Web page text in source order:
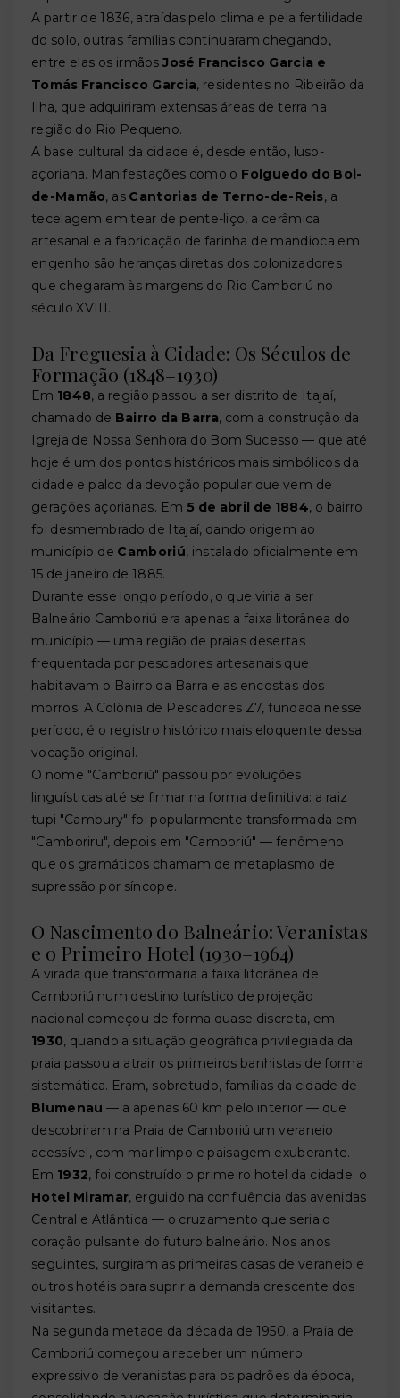
A partir de 1836, atraídas pelo clima e pela fertilidade
do solo, outras famílias continuaram chegando,
entre elas os irmãosJosé Francisco Garcia e
Tomás Francisco Garcia, residentes no Ribeirão da
Ilha, que adquiriram extensas áreas de terra na
região do Rio Pequeno.
A base cultural da cidade é, desde então, luso-
açoriana. Manifestações como o Folguedo do Boi-
de-Mamão, as Cantorias de Terno-de-Reis, a
tecelagem em tear de pente-liço, a cerâmica
artesanal e a fabricação de farinha de mandioca em
engenho são heranças diretas dos colonizadores
que chegaram às margens do Rio Camboriú no
século XVIII.
Da Freguesia à Cidade: Os Séculos de
Formação (1848–1930)
Em 1848, a região passou a ser distrito de Itajaí,
chamado de Bairro da Barra, com a construção da
Igreja de Nossa Senhora do Bom Sucesso — que até
hoje é um dos pontos históricos mais simbólicos da
cidade e palco da devoção popular que vem de
gerações açorianas. Em 5 de abril de 1884, o bairro
foi desmembrado de Itajaí, dando origem ao
município de Camboriú, instalado oficialmente em
15 de janeiro de 1885.
Durante esse longo período, o que viria a ser
Balneário Camboriú era apenas a faixa litorânea do
município — uma região de praias desertas
frequentada por pescadores artesanais que
habitavam o Bairro da Barra e as encostas dos
morros. A Colônia de Pescadores Z7, fundada nesse
período, é o registro histórico mais eloquente dessa
vocação original.
O nome "Camboriú" passou por evoluções
linguísticas até se firmar na forma definitiva: a raiz
tupi "Cambury" foi popularmente transformada em
"Camboriru", depois em "Camboriú" — fenômeno
que os gramáticos chamam de metaplasmo de
supressão por síncope.
O Nascimento do Balneário: Veranistas
e o Primeiro Hotel (1930–1964)
A virada que transformaria a faixa litorânea de
Camboriú num destino turístico de projeção
nacional começou de forma quase discreta, em
1930, quando a situação geográfica privilegiada da
praia passou a atrair os primeiros banhistas de forma
sistemática. Eram, sobretudo, famílias da cidade de
Blumenau — a apenas 60 km pelo interior — que
descobriram na Praia de Camboriú um veraneio
acessível, com mar limpo e paisagem exuberante.
Em 1932, foi construído o primeiro hotel da cidade: o
Hotel Miramar, erguido na confluência das avenidas
Central e Atlântica — o cruzamento que seria o
coração pulsante do futuro balneário. Nos anos
seguintes, surgiram as primeiras casas de veraneio e
outros hotéis para suprir a demanda crescente dos
visitantes.
Na segunda metade da década de 1950, a Praia de
Camboriú começou a receber um número
expressivo de veranistas para os padrões da época,